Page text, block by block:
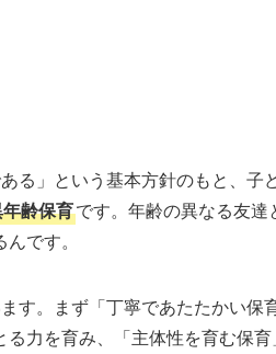
る」という基本方針のもと、子
齢保育です。年齢の異なる友
です。
す。まず「丁寧であたたかい保
力を育み、「主体性を育む保